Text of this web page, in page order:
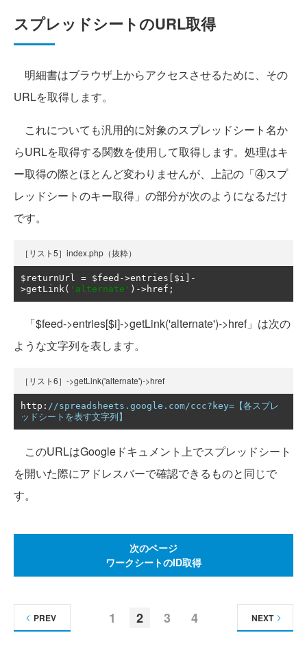
スプレッドシートのURL取得
明細書はブラウザ上からアクセスさせるために、その
URLを取得します。
これについても汎用的に対象のスプレッドシート名か
らURLを取得する関数を使用して取得します。処理はキ
ー取得の際とほとんど変わりませんが、上記の「④スプ
レッドシートのキー取得」の部分が次のようになるだけ
です。
［リスト5］index.php（抜粋）
$returnUrl = $feed ->entries $i ]-
>getLink( 'alternate' )->href ;
「$feed->entries[$i]->getLink('alternate')->href」は次の
ような文字列を表します。
［リスト6］->getLink('alternate')->href
http : //spreadsheets.google.com/ccc?key=【各スプレ
ッドシートを表す文字列】
このURLはGoogleドキュメント上でスプレッドシート
を開いた際にアドレスバーで確認できるものと同じで
す。
次のページ
ワークシートのID取得
1 2 3 4
PREV NEXT